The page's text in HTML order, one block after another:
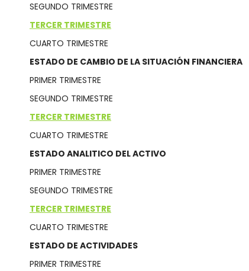
SEGUNDO TRIMESTRE
TERCER TRIMESTRE
CUARTO TRIMESTRE
ESTADO DE CAMBIO DE LA SITUACIÓN FINANCIERA
PRIMER TRIMESTRE
SEGUNDO TRIMESTRE
TERCER TRIMESTRE
CUARTO TRIMESTRE
ESTADO ANALITICO DEL ACTIVO
PRIMER TRIMESTRE
SEGUNDO TRIMESTRE
TERCER TRIMESTRE
CUARTO TRIMESTRE
ESTADO DE ACTIVIDADES
PRIMER TRIMESTRE